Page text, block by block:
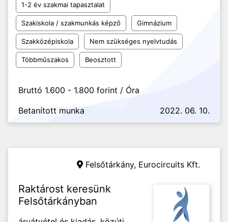
1-2 év szakmai tapasztalat
Szakiskola / szakmunkás képző Gimnázium
Szakközépiskola Nem szükséges nyelvtudás
Többműszakos Beosztott
Bruttó 1.600 - 1.800 forint / Óra
Betanított munka
2022. 06. 10.
Felsőtárkány, Eurocircuits Kft.
Raktárost keresünk
Felsőtárkányban